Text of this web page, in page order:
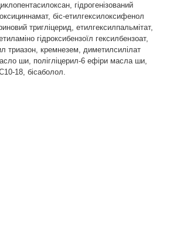
гідрогенізований
біс-етилгексилоксифенол
тригліцерид, етилгексилпальмітат,
гідроксибензоїл гексилбензоат,
триазон, кремнезем, диметилсилілат
ши, полігліцерил-6 ефіри масла ши,
18, бісаболол.